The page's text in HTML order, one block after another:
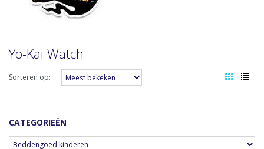
Yo-Kai Watch
Sorteren op:
CATEGORIEËN